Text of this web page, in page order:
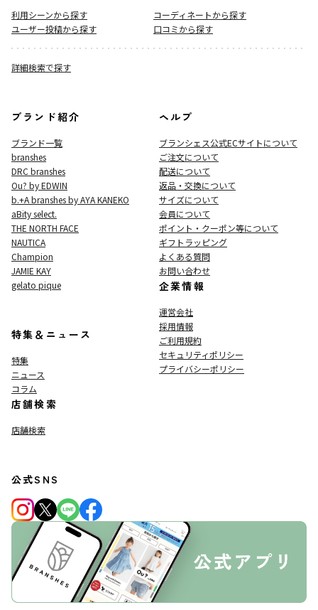
利用シーンから探す
コーディネートから探す
ユーザー投稿から探す
口コミから探す
詳細検索で探す
ブランド紹介
ブランド一覧
branshes
DRC branshes
Ou? by EDWIN
b.+A branshes by AYA KANEKO
aBity select.
THE NORTH FACE
NAUTICA
Champion
JAMIE KAY
gelato pique
特集＆ニュース
特集
ニュース
コラム
店舗検索
店舗検索
ヘルプ
ブランシェス公式ECサイトについて
ご注文について
配送について
返品・交換について
サイズについて
会員について
ポイント・クーポン等について
ギフトラッピング
よくある質問
お問い合わせ
企業情報
運営会社
採用情報
ご利用規約
セキュリティポリシー
プライバシーポリシー
公式SNS